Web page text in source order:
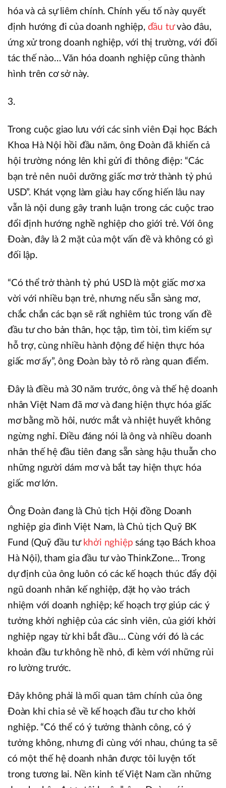
hóa và cả sự liêm chính. Chính yếu tố này quyết
định hướng đi của doanh nghiệp, đầu tưvào đâu,
ứng xử trong doanh nghiệp, với thị trường, với đối
tác thế nào… Văn hóa doanh nghiệp cũng thành
hình trên cơ sở này.
3.
Trong cuộc giao lưu với các sinh viên Đại học Bách
Khoa Hà Nội hồi đầu năm, ông Đoàn đã khiến cả
hội trường nóng lên khi gửi đi thông điệp: “Các
bạn trẻ nên nuôi dưỡng giấc mơ trở thành tỷ phú
USD”. Khát vọng làm giàu hay cống hiến lâu nay
vẫn là nội dung gây tranh luận trong các cuộc trao
đổi định hướng nghề nghiệp cho giới trẻ. Với ông
Đoàn, đây là 2 mặt của một vấn đề và không có gì
đối lập.
“Có thể trở thành tỷ phú USD là một giấc mơ xa
vời với nhiều bạn trẻ, nhưng nếu sẵn sàng mơ,
chắc chắn các bạn sẽ rất nghiêm túc trong vấn đề
đầu tư cho bản thân, học tập, tìm tòi, tìm kiếm sự
hỗ trợ, cùng nhiều hành động để hiện thực hóa
giấc mơ ấy”, ông Đoàn bày tỏ rõ ràng quan điểm.
Đây là điều mà 30 năm trước, ông và thế hệ doanh
nhân Việt Nam đã mơ và đang hiện thực hóa giấc
mơ bằng mồ hôi, nước mắt và nhiệt huyết không
ngừng nghỉ. Điều đáng nói là ông và nhiều doanh
nhân thế hệ đầu tiên đang sẵn sàng hậu thuẫn cho
những người dám mơ và bắt tay hiện thực hóa
giấc mơ lớn.
Ông Đoàn đang là Chủ tịch Hội đồng Doanh
nghiệp gia đình Việt Nam, là Chủ tịch Quỹ BK
Fund (Quỹ đầu tư khởi nghiệp sáng tạo Bách khoa
Hà Nội), tham gia đầu tư vào ThinkZone… Trong
dự định của ông luôn có các kế hoạch thúc đẩy đội
ngũ doanh nhân kế nghiệp, đặt họ vào trách
nhiệm với doanh nghiệp; kế hoạch trợ giúp các ý
tưởng khởi nghiệp của các sinh viên, của giới khởi
nghiệp ngay từ khi bắt đầu… Cùng với đó là các
khoản đầu tư không hề nhỏ, đi kèm với những rủi
ro lường trước.
Đây không phải là mối quan tâm chính của ông
Đoàn khi chia sẻ về kế hoạch đầu tư cho khởi
nghiệp. “Có thể có ý tưởng thành công, có ý
tưởng không, nhưng đi cùng với nhau, chúng ta sẽ
có một thế hệ doanh nhân được tôi luyện tốt
trong tương lai. Nền kinh tế Việt Nam cần những